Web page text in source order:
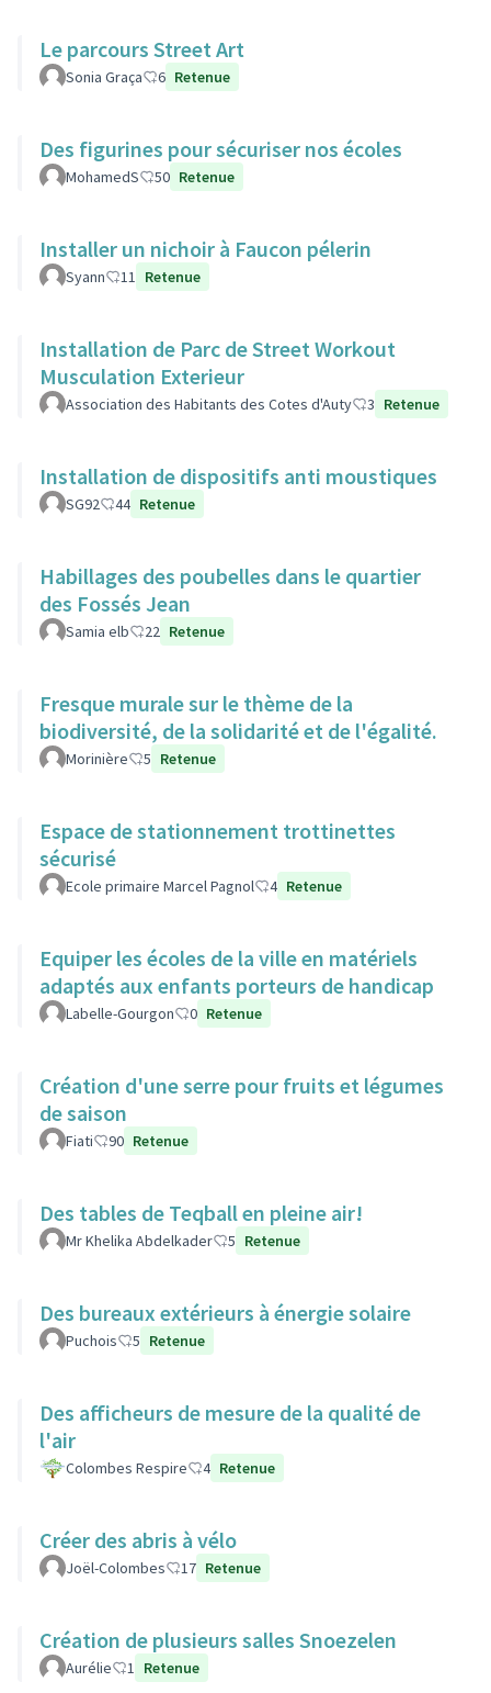
Le parcours Street Art
Sonia Graça 6 Retenue
Des figurines pour sécuriser nos écoles
MohamedS 50 Retenue
Installer un nichoir à Faucon pélerin
Syann 11 Retenue
Installation de Parc de Street Workout
Musculation Exterieur
Association des Habitants des Cotes d'Auty 3 Retenue
Installation de dispositifs anti moustiques
SG92 44 Retenue
Habillages des poubelles dans le quartier
des Fossés Jean
Samia elb 22 Retenue
Fresque murale sur le thème de la
biodiversité, de la solidarité et de l'égalité.
Morinière 5 Retenue
Espace de stationnement trottinettes
sécurisé
Ecole primaire Marcel Pagnol 4 Retenue
Equiper les écoles de la ville en matériels
adaptés aux enfants porteurs de handicap
Labelle-Gourgon 0 Retenue
Création d'une serre pour fruits et légumes
de saison
Fiati 90 Retenue
Des tables de Teqball en pleine air!
Mr Khelika Abdelkader 5 Retenue
Des bureaux extérieurs à énergie solaire
Puchois 5 Retenue
Des afficheurs de mesure de la qualité de
l'air
Colombes Respire 4 Retenue
Créer des abris à vélo
Joël-Colombes 17 Retenue
Création de plusieurs salles Snoezelen
Aurélie 1 Retenue